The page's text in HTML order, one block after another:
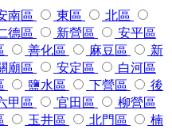
南區 東區
北區
德區 新營區
安平區
善化區 麻豆區
新
廟區 安定區
白河區
鹽水區 下營區
後
甲區 官田區
柳營區
玉井區 北門區
楠